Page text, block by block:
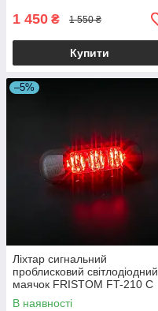
1 450 ₴ 1 550 ₴
Купити
–5%
Ліхтар сигнальний
проблисковий світлодіодний
маячок FRISTOM FT-210 C
LED червоний
В наявності